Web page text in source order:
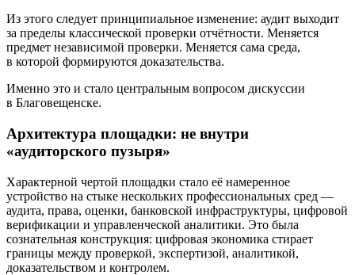
Из этого следует принципиальное изменение: аудит выходит
за пределы классической проверки отчётности. Меняется
предмет независимой проверки. Меняется сама среда,
в которой формируются доказательства.
Именно это и стало центральным вопросом дискуссии
в Благовещенске.
Архитектура площадки: не внутри
«аудиторского пузыря»
Характерной чертой площадки стало её намеренное
устройство на стыке нескольких профессиональных сред —
аудита, права, оценки, банковской инфраструктуры, цифровой
верификации и управленческой аналитики. Это была
сознательная конструкция: цифровая экономика стирает
границы между проверкой, экспертизой, аналитикой,
доказательством и контролем.